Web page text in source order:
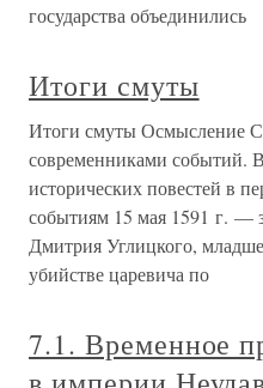
государства объединились
Итоги смуты
Итоги смуты Осмысление
современниками событий.
исторических повестей в
событиям 15 мая 1591 г. —
Дмитрия Углицкого,
убийстве царевича по
7.1. Временное